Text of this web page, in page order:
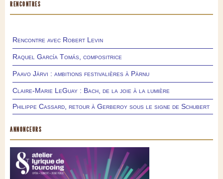
RENCONTRES
Rencontre avec Robert Levin
Raquel García Tomás, compositrice
Paavo Järvi : ambitions festivalières à Pärnu
Claire-Marie LeGuay : Bach, de la joie à la lumière
Philippe Cassard, retour à Gerberoy sous le signe de Schubert
ANNONCEURS